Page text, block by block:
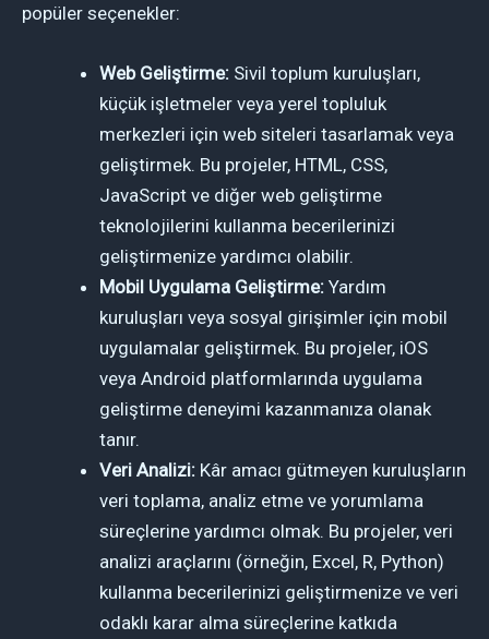
popüler seçenekler:
Web Geliştirme: Sivil toplum kuruluşları,
küçük işletmeler veya yerel topluluk
merkezleri için web siteleri tasarlamak veya
geliştirmek. Bu projeler, HTML, CSS,
JavaScript ve diğer web geliştirme
teknolojilerini kullanma becerilerinizi
geliştirmenize yardımcı olabilir.
Mobil Uygulama Geliştirme: Yardım
kuruluşları veya sosyal girişimler için mobil
uygulamalar geliştirmek. Bu projeler, iOS
veya Android platformlarında uygulama
geliştirme deneyimi kazanmanıza olanak
tanır.
Veri Analizi: Kâr amacı gütmeyen kuruluşların
veri toplama, analiz etme ve yorumlama
süreçlerine yardımcı olmak. Bu projeler, veri
analizi araçlarını (örneğin, Excel, R, Python)
kullanma becerilerinizi geliştirmenize ve veri
odaklı karar alma süreçlerine katkıda